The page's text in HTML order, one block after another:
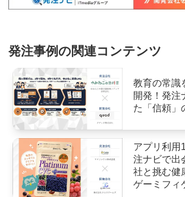
発注事例の関連コンテンツ
教育の常識
開発！発注
た「信頼」
アプリ利用
注ナビで出
社と挑む健
ゲーミフィ